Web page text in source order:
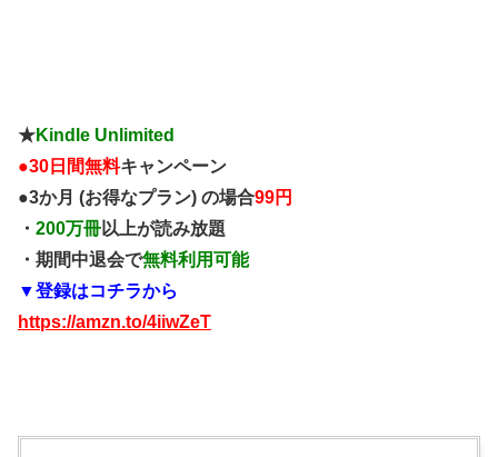
★Kindle Unlimited
●30日間無料キャンペーン
●3か月 (お得なプラン) の場合99円
・ 200万冊以上が読み放題
・期間中退会で無料利用可能
▼登録はコチラから
https://amzn.to/4iiwZeT